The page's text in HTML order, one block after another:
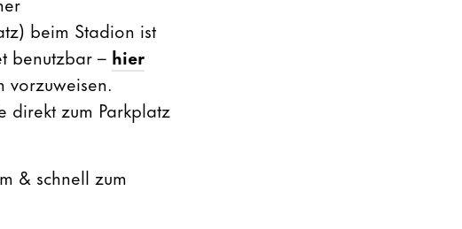
beim Stadion ist
benutzbar – hier
vorzuweisen.
direkt zum Parkplatz
& schnell zum